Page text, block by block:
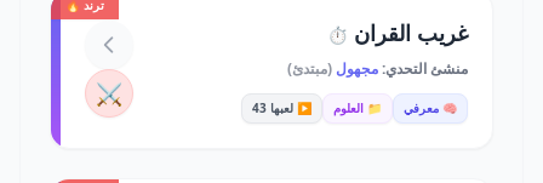
ترند 🔥
غريب القران ⏱️
منشئ التحدي:مجهول (مبتدئ)
🧠 معرفي 📁 العلوم ▶️ لعبها 43 ⚔️